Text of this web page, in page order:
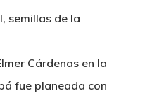
semillas de la
Cárdenas en la
fue planeada con